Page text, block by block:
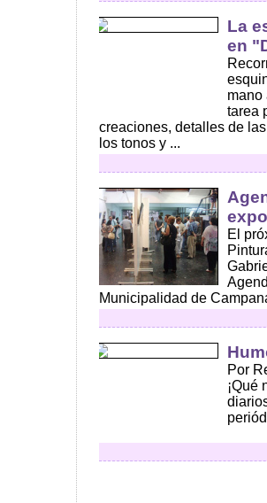
La
en
mano
tarea
creaciones, detalles de
los tonos y ...
El
Municipalidad de
Por
¡Qué